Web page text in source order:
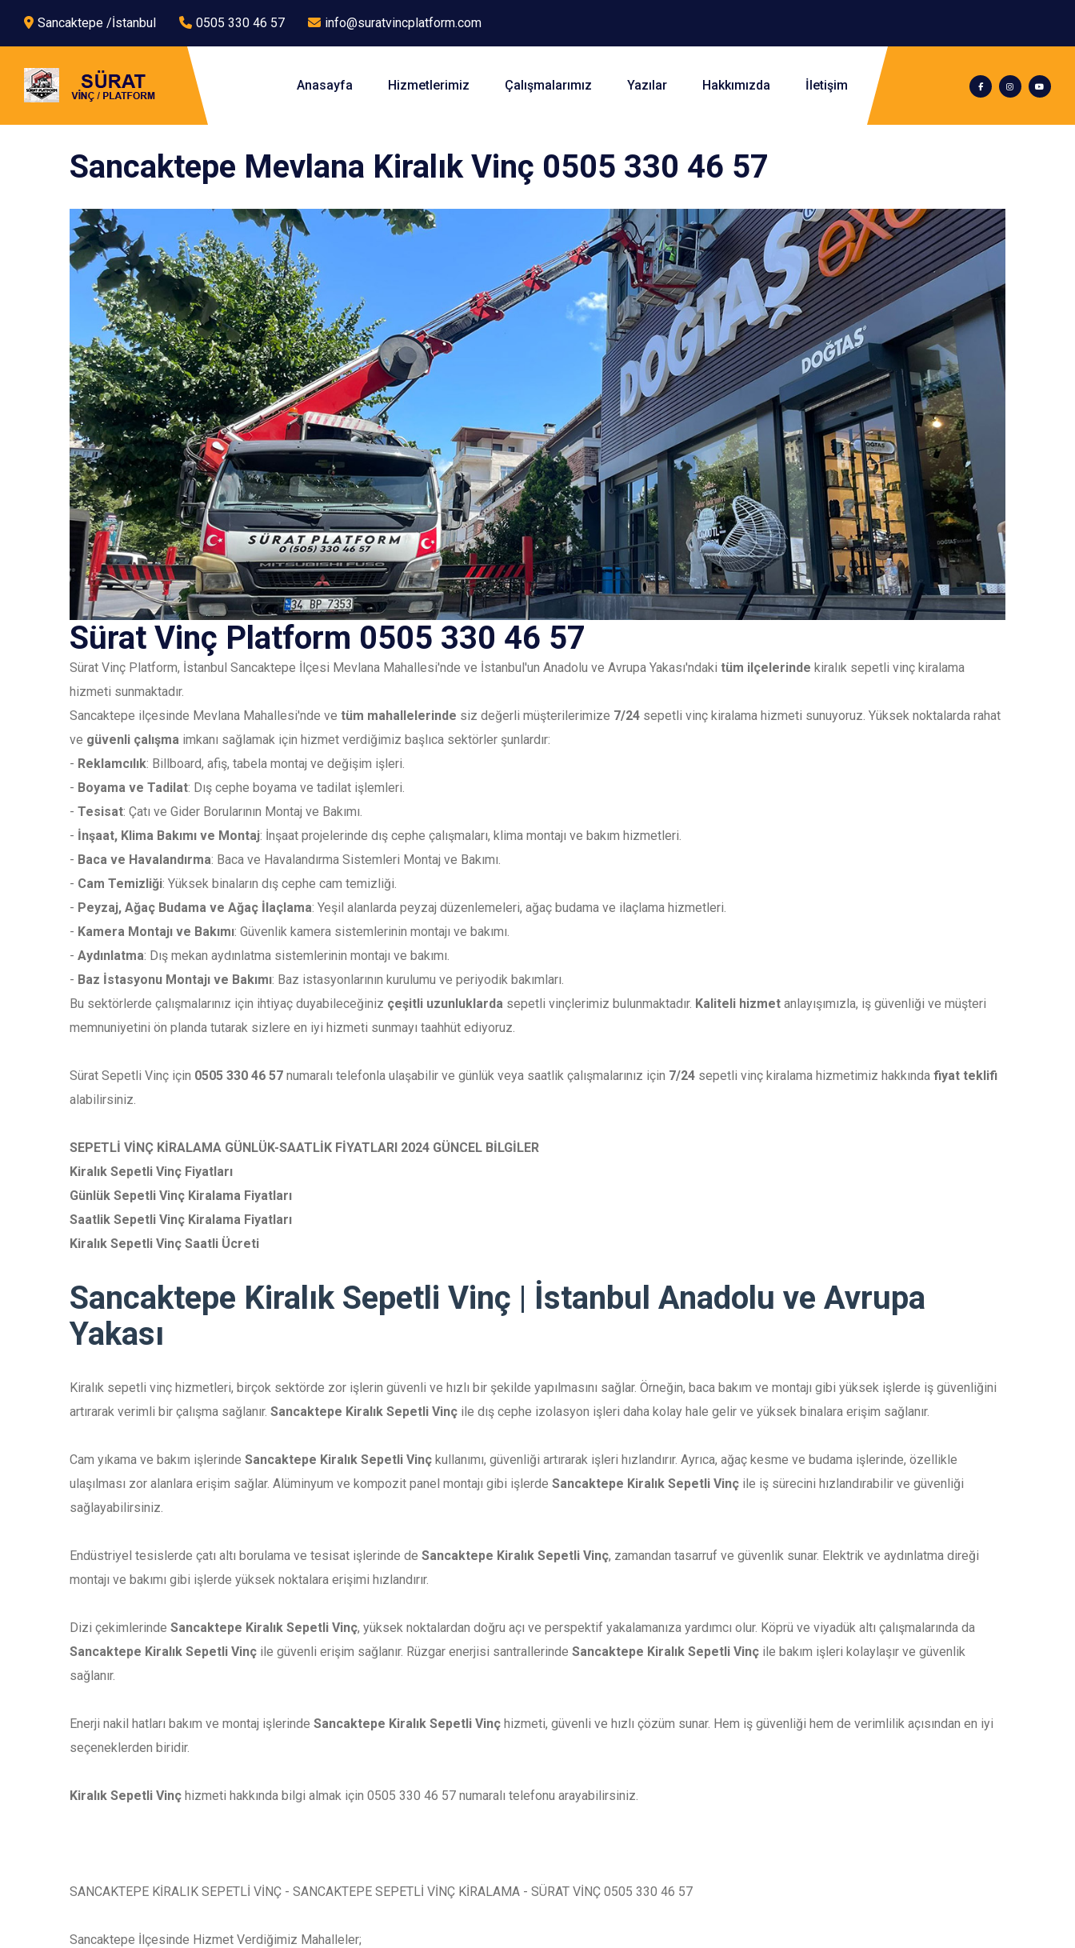
Sancaktepe /İstanbul 0505 330 46 57 info@suratvincplatform.com
Anasayfa Hizmetlerimiz Çalışmalarımız Yazılar Hakkımızda İletişim
Sancaktepe Mevlana Kiralık Vinç 0505 330 46 57
Sürat Vinç Platform 0505 330 46 57
Sürat Vinç Platform, İstanbul Sancaktepe İlçesi Mevlana Mahallesi'nde ve İstanbul'un Anadolu ve Avrupa Yakası'ndaki tüm ilçelerinde kiralık sepetli vinç kiralama
hizmeti sunmaktadır.
Sancaktepe ilçesinde Mevlana Mahallesi'nde ve tüm mahallelerinde siz değerli müşterilerimize 7/24 sepetli vinç kiralama hizmeti sunuyoruz. Yüksek noktalarda rahat
ve güvenli çalışma imkanı sağlamak için hizmet verdiğimiz başlıca sektörler şunlardır:
- Reklamcılık: Billboard, afiş, tabela montaj ve değişim işleri.
- Boyama ve Tadilat: Dış cephe boyama ve tadilat işlemleri.
- Tesisat: Çatı ve Gider Borularının Montaj ve Bakımı.
- İnşaat, Klima Bakımı ve Montaj: İnşaat projelerinde dış cephe çalışmaları, klima montajı ve bakım hizmetleri.
- Baca ve Havalandırma: Baca ve Havalandırma Sistemleri Montaj ve Bakımı.
- Cam Temizliği: Yüksek binaların dış cephe cam temizliği.
- Peyzaj, Ağaç Budama ve Ağaç İlaçlama: Yeşil alanlarda peyzaj düzenlemeleri, ağaç budama ve ilaçlama hizmetleri.
- Kamera Montajı ve Bakımı: Güvenlik kamera sistemlerinin montajı ve bakımı.
- Aydınlatma: Dış mekan aydınlatma sistemlerinin montajı ve bakımı.
- Baz İstasyonu Montajı ve Bakımı: Baz istasyonlarının kurulumu ve periyodik bakımları.
Bu sektörlerde çalışmalarınız için ihtiyaç duyabileceğiniz çeşitli uzunluklarda sepetli vinçlerimiz bulunmaktadır. Kaliteli hizmet anlayışımızla, iş güvenliği ve müşteri
memnuniyetini ön planda tutarak sizlere en iyi hizmeti sunmayı taahhüt ediyoruz.
Sürat Sepetli Vinç için 0505 330 46 57 numaralı telefonla ulaşabilir ve günlük veya saatlik çalışmalarınız için 7/24 sepetli vinç kiralama hizmetimiz hakkında fiyat teklifi
alabilirsiniz.
SEPETLİ VİNÇ KİRALAMA GÜNLÜK-SAATLİK FİYATLARI 2024 GÜNCEL BİLGİLER
Kiralık Sepetli Vinç Fiyatları
Günlük Sepetli Vinç Kiralama Fiyatları
Saatlik Sepetli Vinç Kiralama Fiyatları
Kiralık Sepetli Vinç Saatli Ücreti
Sancaktepe Kiralık Sepetli Vinç | İstanbul Anadolu ve Avrupa
Yakası
Kiralık sepetli vinç hizmetleri, birçok sektörde zor işlerin güvenli ve hızlı bir şekilde yapılmasını sağlar. Örneğin, baca bakım ve montajı gibi yüksek işlerde iş güvenliğini
artırarak verimli bir çalışma sağlanır. Sancaktepe Kiralık Sepetli Vinç ile dış cephe izolasyon işleri daha kolay hale gelir ve yüksek binalara erişim sağlanır.
Cam yıkama ve bakım işlerinde Sancaktepe Kiralık Sepetli Vinç kullanımı, güvenliği artırarak işleri hızlandırır. Ayrıca, ağaç kesme ve budama işlerinde, özellikle
ulaşılması zor alanlara erişim sağlar. Alüminyum ve kompozit panel montajı gibi işlerde Sancaktepe Kiralık Sepetli Vinç ile iş sürecini hızlandırabilir ve güvenliği
sağlayabilirsiniz.
Endüstriyel tesislerde çatı altı borulama ve tesisat işlerinde de Sancaktepe Kiralık Sepetli Vinç, zamandan tasarruf ve güvenlik sunar. Elektrik ve aydınlatma direği
montajı ve bakımı gibi işlerde yüksek noktalara erişimi hızlandırır.
Dizi çekimlerinde Sancaktepe Kiralık Sepetli Vinç, yüksek noktalardan doğru açı ve perspektif yakalamanıza yardımcı olur. Köprü ve viyadük altı çalışmalarında da
Sancaktepe Kiralık Sepetli Vinç ile güvenli erişim sağlanır. Rüzgar enerjisi santrallerinde Sancaktepe Kiralık Sepetli Vinç ile bakım işleri kolaylaşır ve güvenlik
sağlanır.
Enerji nakil hatları bakım ve montaj işlerinde Sancaktepe Kiralık Sepetli Vinç hizmeti, güvenli ve hızlı çözüm sunar. Hem iş güvenliği hem de verimlilik açısından en iyi
seçeneklerden biridir.
Kiralık Sepetli Vinç hizmeti hakkında bilgi almak için 0505 330 46 57 numaralı telefonu arayabilirsiniz.
SANCAKTEPE KİRALIK SEPETLİ VİNÇ - SANCAKTEPE SEPETLİ VİNÇ KİRALAMA - SÜRAT VİNÇ 0505 330 46 57
Sancaktepe İlçesinde Hizmet Verdiğimiz Mahalleler;